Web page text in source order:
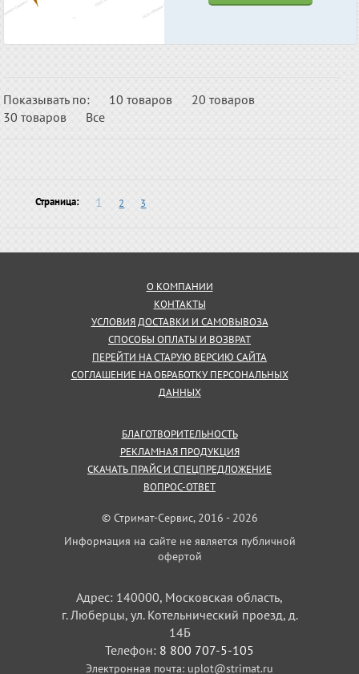
Показывать по: 10 товаров
20 товаров
30 товаров
Все
Страница: 1 2 3
О КОМПАНИИ
КОНТАКТЫ
УСЛОВИЯ ДОСТАВКИ И САМОВЫВОЗА
СПОСОБЫ ОПЛАТЫ И ВОЗВРАТ
ПЕРЕЙТИ НА СТАРУЮ ВЕРСИЮ САЙТА
СОГЛАШЕНИЕ НА ОБРАБОТКУ ПЕРСОНАЛЬНЫХ
ДАННЫХ
БЛАГОТВОРИТЕЛЬНОСТЬ
РЕКЛАМНАЯ ПРОДУКЦИЯ
СКАЧАТЬ ПРАЙС И СПЕЦПРЕДЛОЖЕНИЕ
ВОПРОС-ОТВЕТ
© Стримат-Сервис, 2016 - 2026
Информация на сайте не является публичной
офертой
Адрес: 140000, Московская область,
г. Люберцы, ул. Котельнический проезд, д.
14Б
Телефон: 8 800 707-5-105
Электронная почта: uplot@strimat.ru